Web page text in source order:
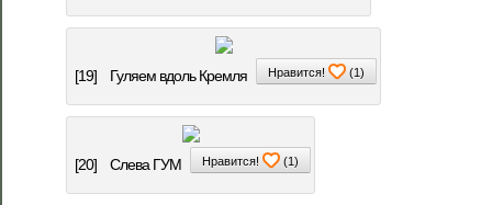
[19] Гуляем вдоль Кремля Нравится! (1 )
[20] Слева ГУМ Нравится! (1 )